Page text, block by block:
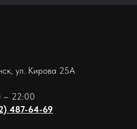
ул. Кирова 25А
– 22:00
487-64-69